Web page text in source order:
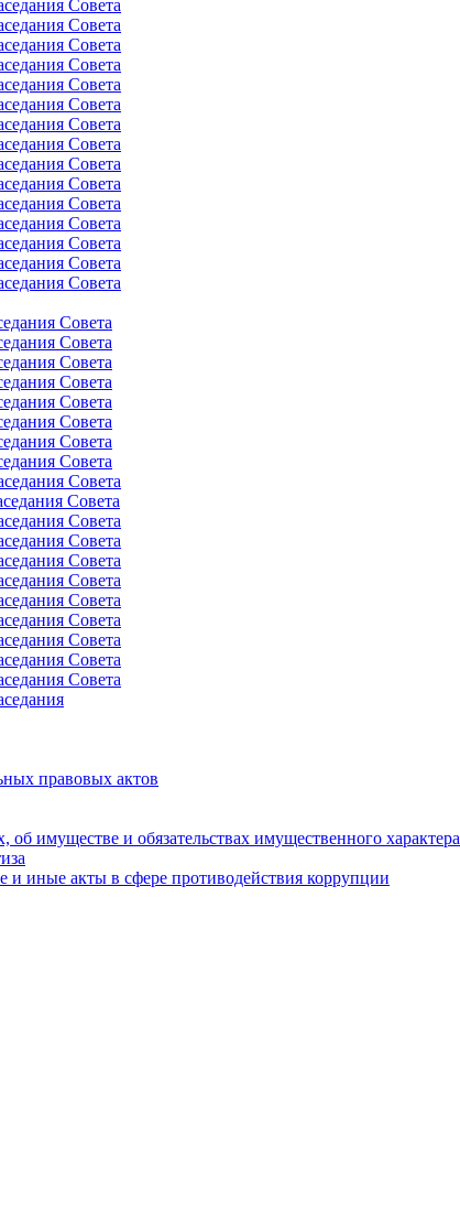
Совета
Совета
Совета
Совета
Совета
Совета
Совета
Совета
Совета
Совета
Совета
Совета
Совета
Совета
Совета
Совета
Совета
Совета
Совета
Совета
Совета
Совета
Совета
Совета
Совета
Совета
Совета
Совета
Совета
Совета
Совета
Совета
Совета
Совета
правовых актов
об имуществе и обязательствах имущественного характера
иные акты в сфере противодействия коррупции